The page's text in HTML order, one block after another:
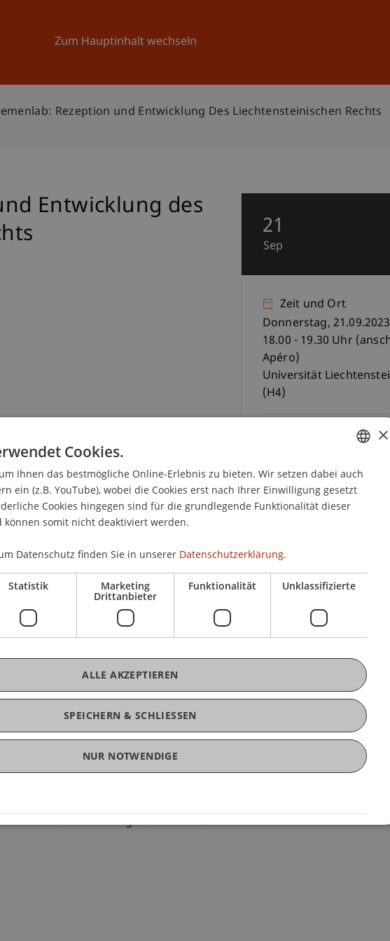
Zum Hauptinhalt wechseln
Universität Aktuelles
Rezeption und Entwicklung Des Liechtensteinischen Rechts
Entwicklung des
von Prof. Dr. Dr. h.c. Helmut Heiss,
sowie von Dr. Klaus Tschütscher, LL.M.
Schauer (Gastprofessor der
Dr. Michael Nueber, LL.M.
die liechtensteinische
Richter am EFTA-Gerichtshof
liechtensteinischen Recht mit Prof. Dr.
Heiss, LL.M., Dr. Bernhard Lorenz,
Papathanasiou, LL.M., Moderation
Abend mit uns zu verbringen und beim
Gespräch zu nutzen.
Unterstützung von LMG Wealth
21
Sep
Zeit und Ort
Donnerstag, 21.09.2023
18.00 - 19.30 Uhr
Apéro)
Universität
(H4)
Die Veranstaltung ist
GERMAN
ENGLISH
×
Cookies.
Ihnen das bestmögliche Online-Erlebnis zu bieten. Wir setzen dabei auch
ein (z.B. YouTube), wobei die Cookies erst nach Ihrer Einwilligung gesetzt
Cookies hingegen sind für die grundlegende Funktionalität dieser
somit nicht deaktiviert werden.
Datenschutz finden Sie in unserer Datenschutzerklärung.
Statistik Marketing
Drittanbieter
Funktionalität Unklassifizierte
SPEICHERN & SCHLIESSEN
ALLE AKZEPTIEREN
NUR NOTWENDIGE